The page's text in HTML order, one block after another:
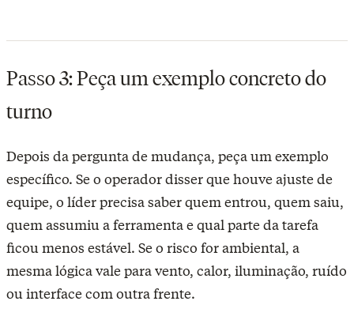
Passo 3: Peça um exemplo concreto do
turno
Depois da pergunta de mudança, peça um exemplo
específico. Se o operador disser que houve ajuste de
equipe, o líder precisa saber quem entrou, quem saiu,
quem assumiu a ferramenta e qual parte da tarefa
ficou menos estável. Se o risco for ambiental, a
mesma lógica vale para vento, calor, iluminação, ruído
ou interface com outra frente.